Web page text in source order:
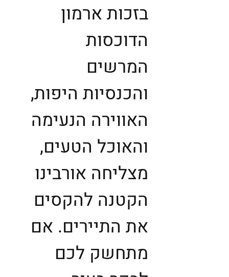
בזכות ארמון
הדוכסות
המרשים
והכנסיות היפות,
האווירה הנעימה
והאוכל הטעים,
מצליחה אורבינו
הקטנה להקסים
את התיירים. אם
מתחשק לכם